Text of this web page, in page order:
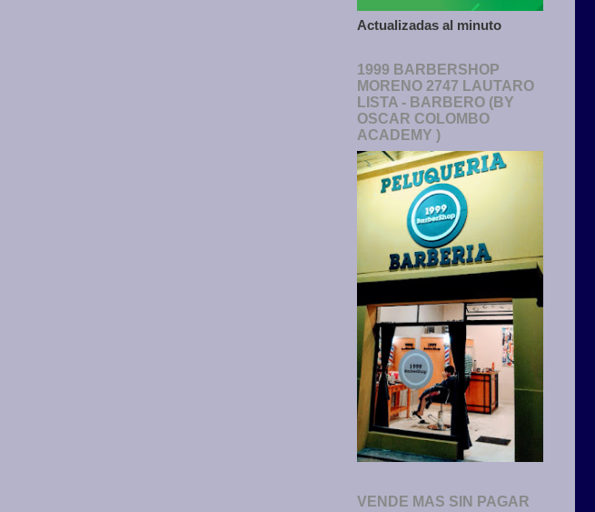
Actualizadas al minuto
1999 BARBERSHOP
MORENO 2747 LAUTARO
LISTA - BARBERO (BY
OSCAR COLOMBO
ACADEMY )
VENDE MAS SIN PAGAR